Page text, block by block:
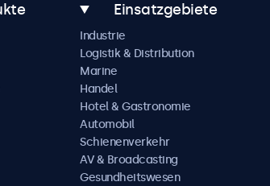
Einsatzgebiete
Industrie
Logistik & Distribution
Marine
Handel
Hotel & Gastronomie
Automobil
Schienenverkehr
AV & Broadcasting
Gesundheitswesen